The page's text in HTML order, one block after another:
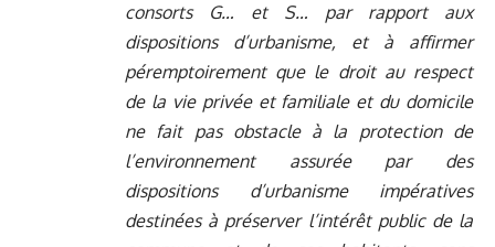
consorts G… et S… par rapport aux
dispositions d’urbanisme, et à affirmer
péremptoirement que le droit au respect
de la vie privée et familiale et du domicile
ne fait pas obstacle à la protection de
l’environnement assurée par des
dispositions d’urbanisme impératives
destinées à préserver l’intérêt public de la